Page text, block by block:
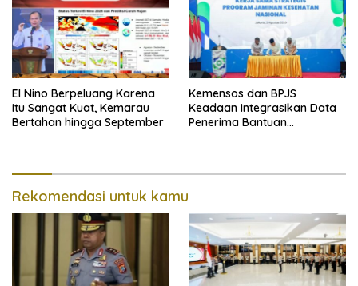
El Nino Berpeluang Karena
Itu Sangat Kuat, Kemarau
Bertahan hingga September
Kemensos dan BPJS
Keadaan Integrasikan Data
Penerima Bantuan
Rekomendasi untuk kamu